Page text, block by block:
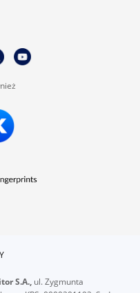
S.A., ul. Zygmunta